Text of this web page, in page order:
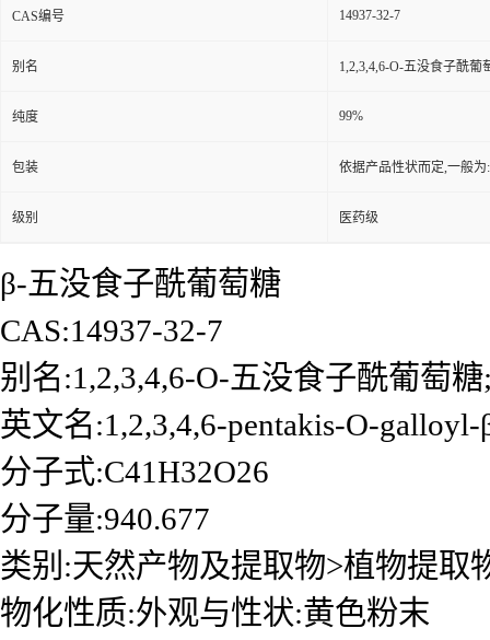
CAS编号 14937-32-7
别名 1,2,3,4,6-O-五没食子酰葡
纯度 99%
包装 依据产品性状而定,一般
级别 医药级
β-五没食子酰葡萄糖
CAS:14937-32-7
别名:1,2,3,4,6-O-五没食子酰葡萄
英文名:1,2,3,4,6-pentakis-O-galloyl-
分子式:C41H32O26
分子量:940.677
类别:天然产物及提取物>植物提取
物化性质:外观与性状:黄色粉末